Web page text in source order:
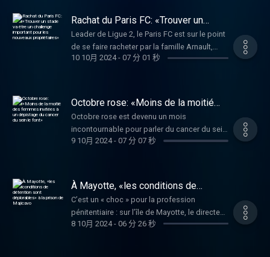
creusement du déficit public. Ce budget,
jour de profondes lignes de fracture.
Entretien avec Eric Coquerel, député La
Rachat du Paris FC: «Trouver un
stade va être un challenge important
pour les nouveaux propriétaires»
Leader de Ligue 2, le Paris FC est sur le point
de se faire racheter par la famille Arnault,
propriétaires de LVMH, et le groupe Red Bull.
grand club de football à la capitale et un
grand reporter au quotidien L'Équipe qui a
10 10月 2024- 07 分 01 秒
Octobre rose: «Moins de la moitié
des femmes invitées à un dépistage
du cancer du sein le font»
Octobre rose est devenu un mois
incontournable pour parler du cancer du sein
qui touche plus de 60 000 femmes chaque
localisation dans l'organe, les cellules à
partir desquelles ils se sont propagés ou
encore la présence de récepteurs
hormonaux, les cancers du sein diffèrent,
tout comme les ripostes thérapeutiques.
9 10月 2024- 07 分 07 秒
À Mayotte, «les conditions de
détention sont déplorables» à la
prison de Majicavo
C’est un « choc » pour la profession
pénitentiaire : sur l’île de Mayotte, le directeur
de la prison de Majicavo a démissionné pour
8 10月 2024- 06 分 26 秒